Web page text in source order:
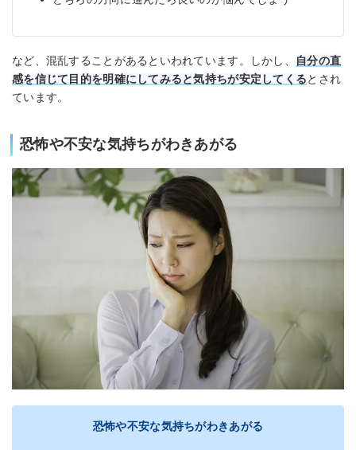
など、混乱することがあるといわれています。しかし、
自分の直
感を信じて目的を明確にしてみると気持ちが安定してくるとされ
ています。
恐怖や不安な気持ちがわきあがる
恐怖や不安な気持ちがわきあがる